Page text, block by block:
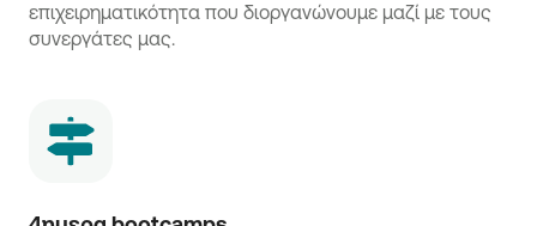
επιχειρηματικότητα που διοργανώνουμε μαζί με τους
συνεργάτες μας.